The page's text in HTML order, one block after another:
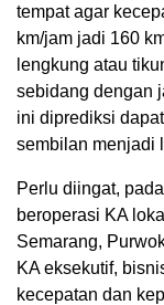
tempat agar
km/jam jadi 160
lengkung atau
sebidang dengan
ini diprediksi
sembilan menjadi
Perlu diingat,
beroperasi KA
Semarang,
KA eksekutif,
kecepatan dan